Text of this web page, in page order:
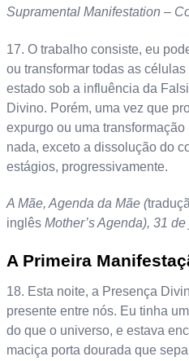
Supramental Manifestation –
17. O trabalho consiste, eu
ou transformar todas as
estado sob a influência da
Divino. Porém, uma vez que
expurgo ou uma
nada, exceto a dissolução do
estágios, progressivamente.
A Mãe, Agenda da Mãe (
inglês Mother’s Agenda), 31
A Primeira
18. Esta noite, a Presença
presente entre nós. Eu tinha
do que o universo, e estava
maciça porta dourada que